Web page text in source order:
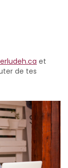
et
de tes